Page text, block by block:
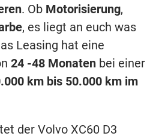
. Ob Motorisierung,
, es liegt an euch was
Leasing hat eine
24 -48 Monaten bei einer
km bis 50.000 km im
der Volvo XC60 D3